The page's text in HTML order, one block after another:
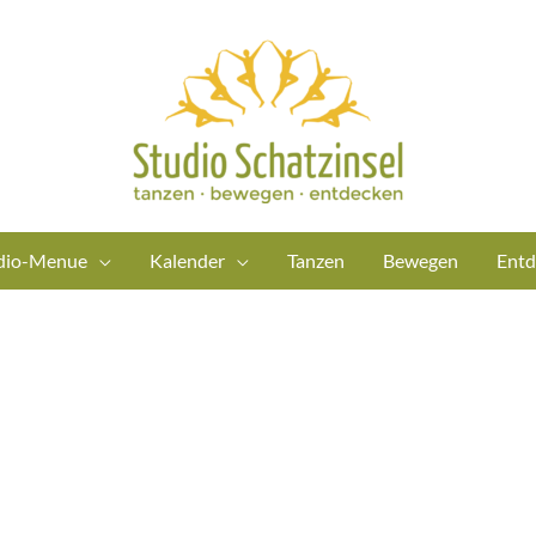
Menue Kalender Tanzen Bewegen